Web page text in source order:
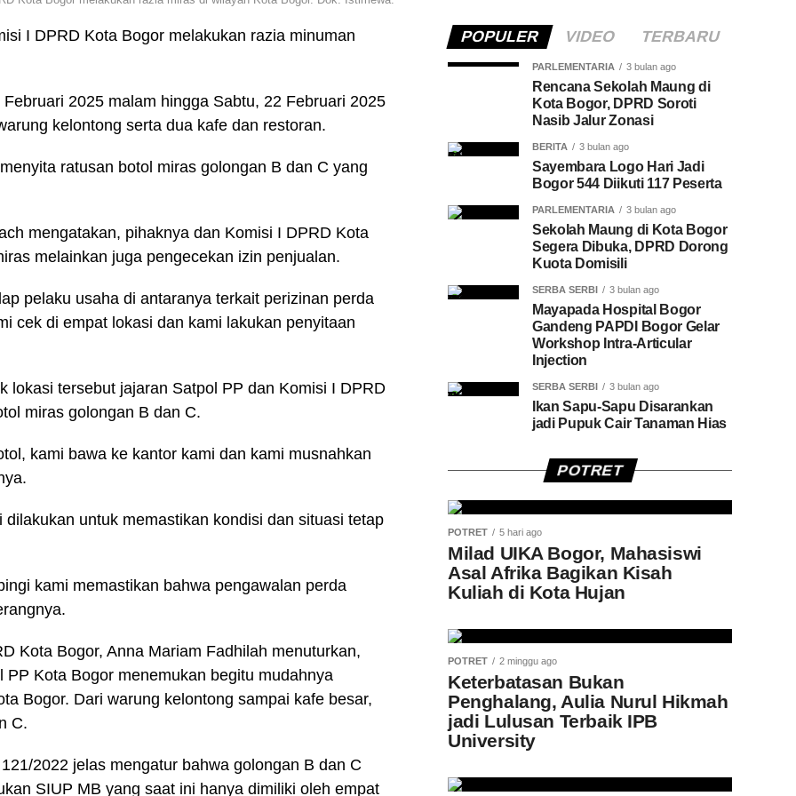
I DPRD Kota Bogor melakukan razia minuman
2025 malam hingga Sabtu, 22 Februari 2025
kelontong serta dua kafe dan restoran.
ratusan botol miras golongan B dan C yang
mengatakan, pihaknya dan Komisi I DPRD Kota
melainkan juga pengecekan izin penjualan.
pelaku usaha di antaranya terkait perizinan perda
cek di empat lokasi dan kami lakukan penyitaan
lokasi tersebut jajaran Satpol PP dan Komisi I DPRD
miras golongan B dan C.
kami bawa ke kantor kami dan kami musnahkan
untuk memastikan kondisi dan situasi tetap
kami memastikan bahwa pengawalan perda
Kota Bogor, Anna Mariam Fadhilah menuturkan,
Kota Bogor menemukan begitu mudahnya
Bogor. Dari warung kelontong sampai kafe besar,
C.
2022 jelas mengatur bahwa golongan B dan C
SIUP MB yang saat ini hanya dimiliki oleh empat
POPULER VIDEO TERBARU
PARLEMENTARIA 3 bulan ago
Rencana Sekolah Maung di
Kota Bogor, DPRD Soroti
Nasib Jalur Zonasi
BERITA 3 bulan ago
Sayembara Logo Hari Jadi
Bogor 544 Diikuti 117 Peserta
PARLEMENTARIA 3 bulan ago
Sekolah Maung di Kota Bogor
Segera Dibuka, DPRD Dorong
Kuota Domisili
SERBA SERBI 3 bulan ago
Mayapada Hospital Bogor
Gandeng PAPDI Bogor Gelar
Workshop Intra-Articular
Injection
SERBA SERBI 3 bulan ago
Ikan Sapu-Sapu Disarankan
jadi Pupuk Cair Tanaman Hias
POTRET
POTRET 5 hari ago
Milad UIKA Bogor, Mahasiswi
Asal Afrika Bagikan Kisah
Kuliah di Kota Hujan
POTRET 2 minggu ago
Keterbatasan Bukan
Penghalang, Aulia Nurul Hikmah
jadi Lulusan Terbaik IPB
University